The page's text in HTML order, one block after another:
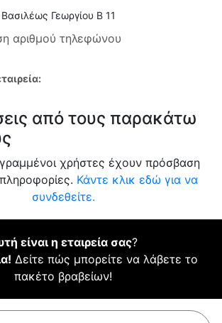
Γεωργίου B 11
αριθμού τηλεφώνου
από τους παρακάτω
χρήστες έχουν πρόσβαση
Κάντε κλικ εδώ για να
συνδεθείτε.
είναι η εταιρεία σας?
Δείτε πώς μπορείτε να λάβετε το
πακέτο βραβείων!